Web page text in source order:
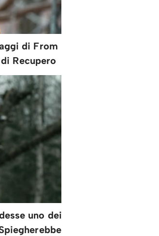
di From
Recupero
uno dei